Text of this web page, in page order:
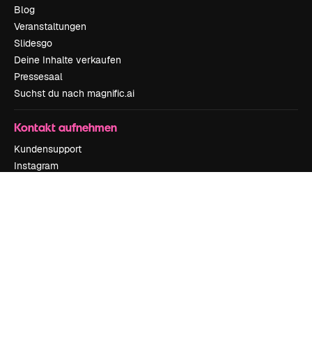
Blog
Veranstaltungen
Slidesgo
Deine Inhalte verkaufen
Pressesaal
Suchst du nach magnific.ai
Kontakt aufnehmen
Kundensupport
Instagram